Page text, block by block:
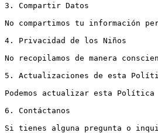
3. Compartir Datos
No compartimos tu información
4. Privacidad de los Niños
No recopilamos de manera
5. Actualizaciones de esta
Podemos actualizar esta
6. Contáctanos
Si tienes alguna pregunta o